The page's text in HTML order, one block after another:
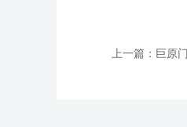
上一篇：巨原